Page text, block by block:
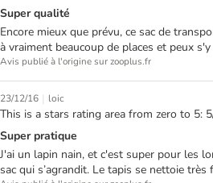
Super qualité
Encore mieux que prévu, ce sac de
à vraiment beaucoup de places et peux
Avis publié à l'origine sur zooplus.fr
23/12/16 | loic
This is a stars rating area from zero to 5:
Super pratique
J'ai un lapin nain, et c'est super pour les
sac qui s’agrandit. Le tapis se nettoie très